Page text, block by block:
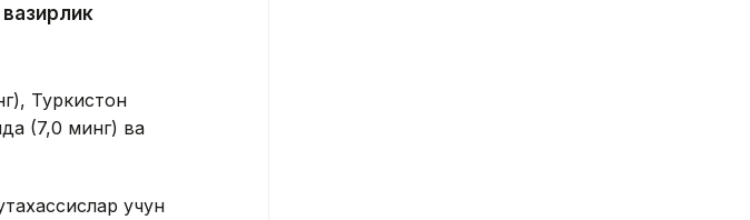
Туркистон
(7,0 минг) ва
учун